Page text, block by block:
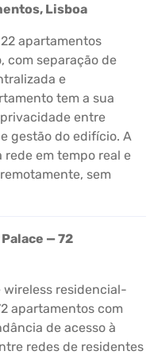
Lisboa
apartamentos
com separação de
e
tem a sua
entre
gestão do edifício. A
rede em tempo real e
sem
— 72
wireless residencial-
apartamentos com
de acesso à
redes de residentes